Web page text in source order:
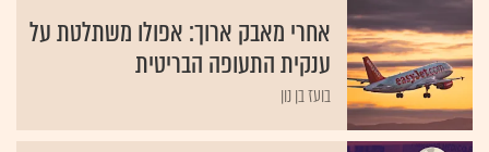
אחרי מאבק ארוך: אפולו משתלטת על
ענקית התעופה הבריטית
בועז בן נון